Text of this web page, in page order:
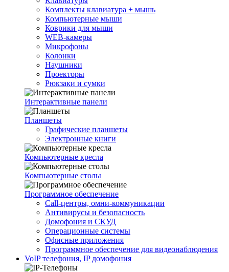
Комплекты клавиатура + мышь
Компьютерные мыши
Коврики для мыши
WEB-камеры
Микрофоны
Колонки
Наушники
Проекторы
Рюкзаки и сумки
Интерактивные панели
Планшеты
Графические планшеты
Электронные книги
Компьютерные кресла
Компьютерные столы
Программное обеспечение
Call-центры, омни-коммуникации
Антивирусы и безопасность
Домофония и СКУД
Операционные системы
Офисные приложения
Программное обеспечение для видеонаблюдения
VoIP телефония, IP домофония